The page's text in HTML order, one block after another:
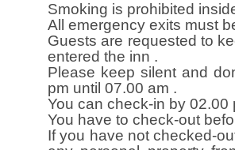
Smoking is prohibited
All emergency exits must
Guests are requested to
entered the inn .
Please keep silent and
pm until 07.00 am .
You can check-in by 02.00
You have to check-out
If you have not checked-